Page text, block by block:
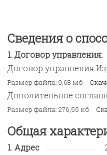
Сведения о
Договор управления:
Договор управления
Размер файла: 9,68 мб
Дополительное
Размер файла: 276,55 кб
Общая
Адрес